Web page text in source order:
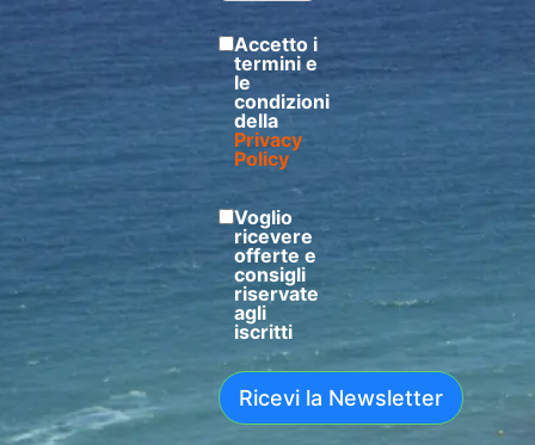
Accetto i
termini e
le
condizioni
della
Privacy
Policy
Voglio
ricevere
offerte e
consigli
riservate
agli
iscritti
Ricevi la Newsletter